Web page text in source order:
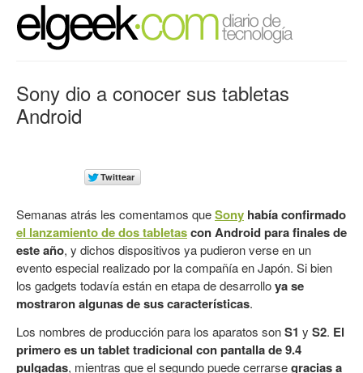
Sony dio a conocer sus tabletas
Android
Semanas atrás les comentamos queSony había confirmado
el lanzamiento de dos tabletascon Android para finales de
este año, y dichos dispositivos ya pudieron verse en un
evento especial realizado por la compañía en Japón. Si bien
los gadgets todavía están en etapa de desarrolloya se
mostraron algunas de sus características.
Los nombres de producción para los aparatos sonS1 y S2. El
primero es un tablet tradicional con pantalla de 9.4
pulgadas, mientras que el segundo puede cerrarsegracias a